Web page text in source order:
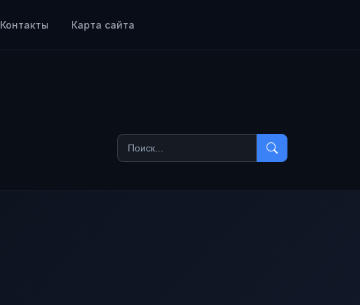
Контакты Карта сайта